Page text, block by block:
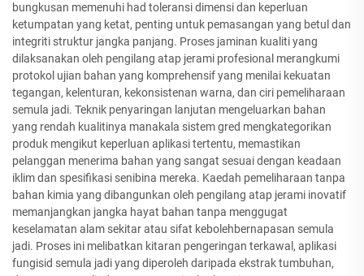
bungkusan memenuhi had toleransi dimensi dan keperluan
ketumpatan yang ketat, penting untuk pemasangan yang betul dan
integriti struktur jangka panjang. Proses jaminan kualiti yang
dilaksanakan oleh pengilang atap jerami profesional merangkumi
protokol ujian bahan yang komprehensif yang menilai kekuatan
tegangan, kelenturan, kekonsistenan warna, dan ciri pemeliharaan
semula jadi. Teknik penyaringan lanjutan mengeluarkan bahan
yang rendah kualitinya manakala sistem gred mengkategorikan
produk mengikut keperluan aplikasi tertentu, memastikan
pelanggan menerima bahan yang sangat sesuai dengan keadaan
iklim dan spesifikasi senibina mereka. Kaedah pemeliharaan tanpa
bahan kimia yang dibangunkan oleh pengilang atap jerami inovatif
memanjangkan jangka hayat bahan tanpa menggugat
keselamatan alam sekitar atau sifat kebolehbernapasan semula
jadi. Proses ini melibatkan kitaran pengeringan terkawal, aplikasi
fungisid semula jadi yang diperoleh daripada ekstrak tumbuhan,